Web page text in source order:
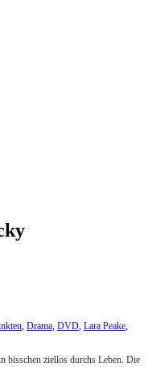
, Drama, DVD, Lara Peake,
bisschen ziellos durchs Leben. Die